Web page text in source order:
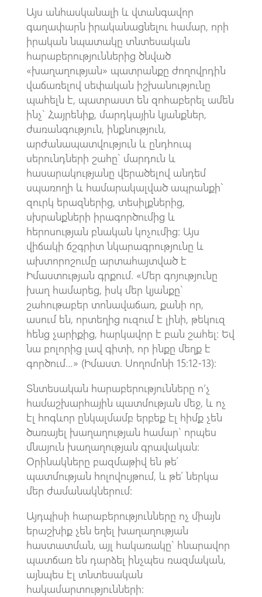
Այս անհասկանալի և վտանգավոր
գաղափարն իրականացնելու համար, որի
իրական նպատակը տնտեսական
հարաբերություններից ծնված
«խաղաղության» պատրանքը ժողովրդին
վաճառելով սեփական իշխանությունը
պահելն է, պատրաստ են զոհաբերել ամեն
ինչ` Հայրենիք, մարդկային կյանքներ,
ժառանգություն, ինքնություն,
արժանապատվություն և ընդհուպ
սերունդների շահը` մարդուն և
հասարակությանը վերածելով անդեմ
սպառողի և համարակալված ապրանքի`
զուրկ երազներից, տեսիլքներից,
սխրանքների իրագործումից և
հերոսության բնական կոչումից: Այս
վիճակի ճշգրիտ նկարագրությունը և
ախտորոշումը արտահայտված է
Իմաստության գրքում. «Մեր գոյությունը
խաղ համարեց, իսկ մեր կյանքը`
շահութաբեր տոնավաճառ, քանի որ,
ասում են, որտեղից ուզում է լինի, թեկուզ
հենց չարիքից, հարկավոր է բան շահել: Եվ
նա բոլորից լավ գիտի, որ ինքը մեղք է
գործում…» (Իմաստ. Սողոմոնի 15:12-13):
Տնտեսական հարաբերությունները ո’չ
համաշխարհային պատմության մեջ, և ոչ
էլ հոգևոր ընկալմամբ երբեք էլ հիմք չեն
ծառայել խաղաղության համար` որպես
մնայուն խաղաղության գրավական:
Օրինակները բազմաթիվ են թե՛
պատմության հոլովույթում, և թե՛ ներկա
մեր ժամանակներում:
Այդպիսի հարաբերությունները ոչ միայն
երաշխիք չեն եղել խաղաղության
հաստատման, այլ հակառակը` հնարավոր
պատճառ են դարձել ինչպես ռազմական,
այնպես էլ տնտեսական
հակամարտությունների: